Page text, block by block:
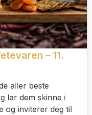
– 11.
aller beste
lar dem skinne i
og inviterer deg til